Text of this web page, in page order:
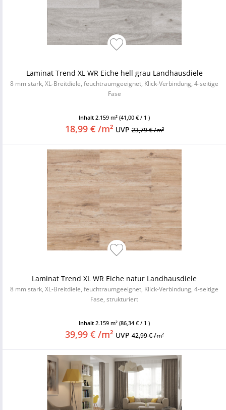
Laminat Trend XL WR Eiche hell grau Landhausdiele
8 mm stark, XL-Breitdiele, feuchtraumgeeignet, Klick-Verbindung, 4-seitige
Fase
Inhalt 2.159 m² (41,00 € / 1 )
18,99 € /m² UVP23,79 € /m²
Laminat Trend XL WR Eiche natur Landhausdiele
8 mm stark, XL-Breitdiele, feuchtraumgeeignet, Klick-Verbindung, 4-seitige
Fase, strukturiert
Inhalt 2.159 m² (86,34 € / 1 )
39,99 € /m² UVP42,99 € /m²